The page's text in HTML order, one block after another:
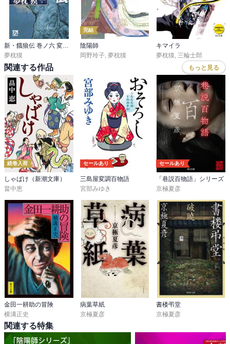
新・餓狼伝 巻ノ六 変幻鬼骨編
夢枕獏
完結
陰陽師
岡野玲子, 夢枕獏
キマイラ
夢枕獏, 三輪士郎
関連する作品 もっと見る
続巻入荷
しゃばけ（新潮文庫）
畠中恵
セールあり
三島屋変調百物語
宮部みゆき
セールあり
「巷説百物語」シリーズ
京極夏彦
金田一耕助の冒険
横溝正史
病葉草紙
京極夏彦
書楼弔堂
京極夏彦
関連する特集